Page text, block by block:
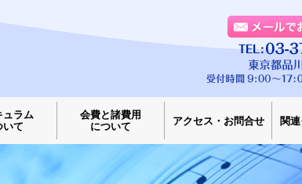
ュラム
いて
会費と諸費用
について
アクセス・お問合せ 関